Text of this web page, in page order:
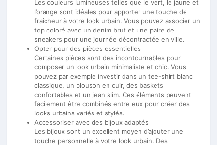
Les couleurs lumineuses telles que le vert, le jaune et
l’orange sont idéales pour apporter une touche de
fraîcheur à votre look urbain. Vous pouvez associer un
top coloré avec un denim brut et une paire de
sneakers pour une journée décontractée en ville.
Opter pour des pièces essentielles
Certaines pièces sont des incontournables pour
composer un look urbain minimaliste et chic. Vous
pouvez par exemple investir dans un tee-shirt blanc
classique, un blouson en cuir, des baskets
confortables et un jean slim. Ces éléments peuvent
facilement être combinés entre eux pour créer des
looks urbains variés et stylés.
Accessoriser avec des bijoux adaptés
Les bijoux sont un excellent moyen d’ajouter une
touche personnelle à votre look urbain. Des